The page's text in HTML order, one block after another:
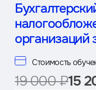
организаций
Стоимость
19 000 ₽15